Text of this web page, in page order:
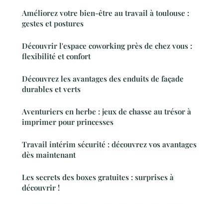
Améliorez votre bien-être au travail à toulouse :
gestes et postures
Découvrir l'espace coworking près de chez vous :
flexibilité et confort
Découvrez les avantages des enduits de façade
durables et verts
Aventuriers en herbe : jeux de chasse au trésor à
imprimer pour princesses
Travail intérim sécurité : découvrez vos avantages
dès maintenant
Les secrets des boxes gratuites : surprises à
découvrir !